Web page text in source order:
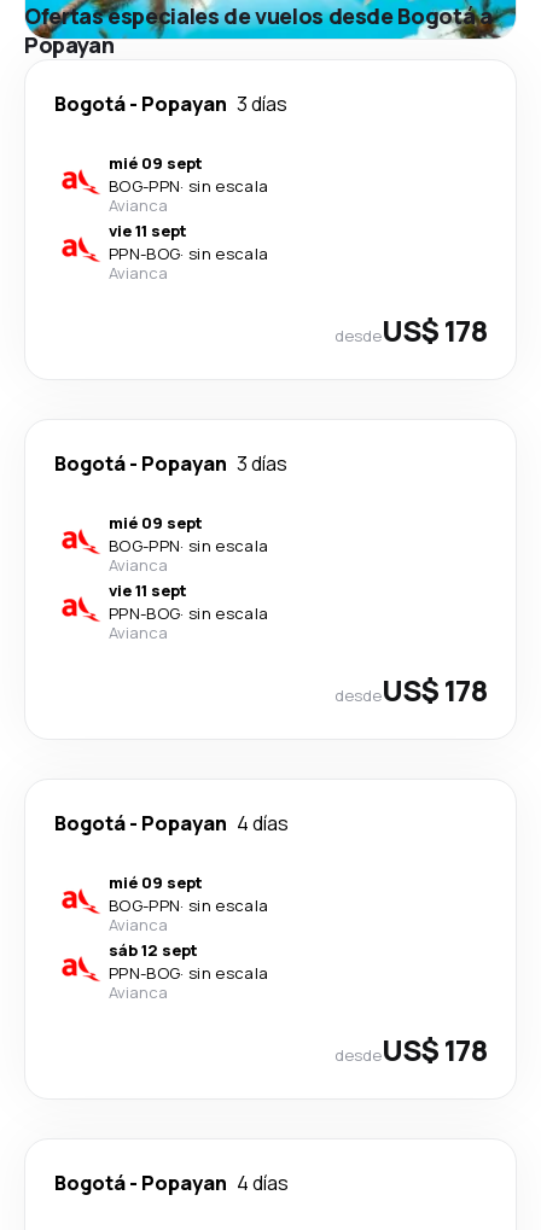
Ofertas especiales de vuelos desde Bogotá a
Popayan
Bogotá- Popayan 3 días
mié 09 sept
BOG-PPN· sin escala
Avianca
vie 11 sept
PPN-BOG· sin escala
Avianca
desdeUS$ 178
Bogotá- Popayan 3 días
mié 09 sept
BOG-PPN· sin escala
Avianca
vie 11 sept
PPN-BOG· sin escala
Avianca
desdeUS$ 178
Bogotá- Popayan 4 días
mié 09 sept
BOG-PPN· sin escala
Avianca
sáb 12 sept
PPN-BOG· sin escala
Avianca
desdeUS$ 178
Bogotá- Popayan 4 días